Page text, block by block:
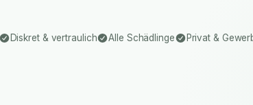
Diskret & vertraulich Alle Schädlinge Privat &